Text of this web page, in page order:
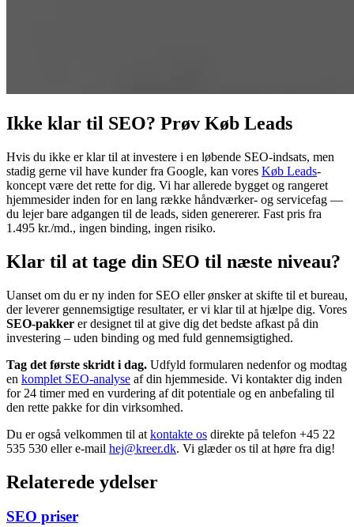
Ikke klar til SEO? Prøv Køb Leads
Hvis du ikke er klar til at investere i en løbende SEO-indsats, men
stadig gerne vil have kunder fra Google, kan vores Køb Leads-
koncept være det rette for dig. Vi har allerede bygget og rangeret
hjemmesider inden for en lang række håndværker- og servicefag —
du lejer bare adgangen til de leads, siden genererer. Fast pris fra
1.495 kr./md., ingen binding, ingen risiko.
Klar til at tage din SEO til næste niveau?
Uanset om du er ny inden for SEO eller ønsker at skifte til et bureau,
der leverer gennemsigtige resultater, er vi klar til at hjælpe dig. Vores
SEO-pakker er designet til at give dig det bedste afkast på din
investering – uden binding og med fuld gennemsigtighed.
Tag det første skridt i dag. Udfyld formularen nedenfor og modtag
en komplet SEO-analyse af din hjemmeside. Vi kontakter dig inden
for 24 timer med en vurdering af dit potentiale og en anbefaling til
den rette pakke for din virksomhed.
Du er også velkommen til at kontakte os direkte på telefon +45 22
535 530 eller e-mail hej@kreer.dk. Vi glæder os til at høre fra dig!
Relaterede ydelser
SEO priser